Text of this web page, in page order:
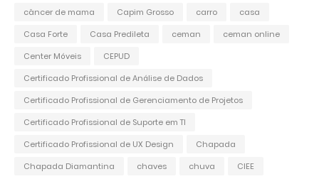
câncer de mama Capim Grosso carro
casa
Casa Forte
Casa Predileta ceman
ceman online
Center Móveis
CEPUD
Certificado Profissional de Análise de Dados
Certificado Profissional de Gerenciamento de Projetos
Certificado Profissional de Suporte em TI
Certificado Profissional de UX Design
Chapada
Chapada Diamantina
chaves chuva
CIEE